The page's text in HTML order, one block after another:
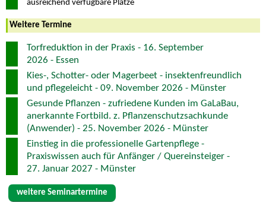
ausreichend verfügbare Plätze
Weitere Termine
Torfreduktion in der Praxis - 16. September
2026 - Essen
Kies-, Schotter- oder Magerbeet - insektenfreundlich
und pflegeleicht - 09. November 2026 - Münster
Gesunde Pflanzen - zufriedene Kunden im GaLaBau,
anerkannte Fortbild. z. Pflanzenschutzsachkunde
(Anwender) - 25. November 2026 - Münster
Einstieg in die professionelle Gartenpflege -
Praxiswissen auch für Anfänger / Quereinsteiger -
27. Januar 2027 - Münster
weitere Seminartermine